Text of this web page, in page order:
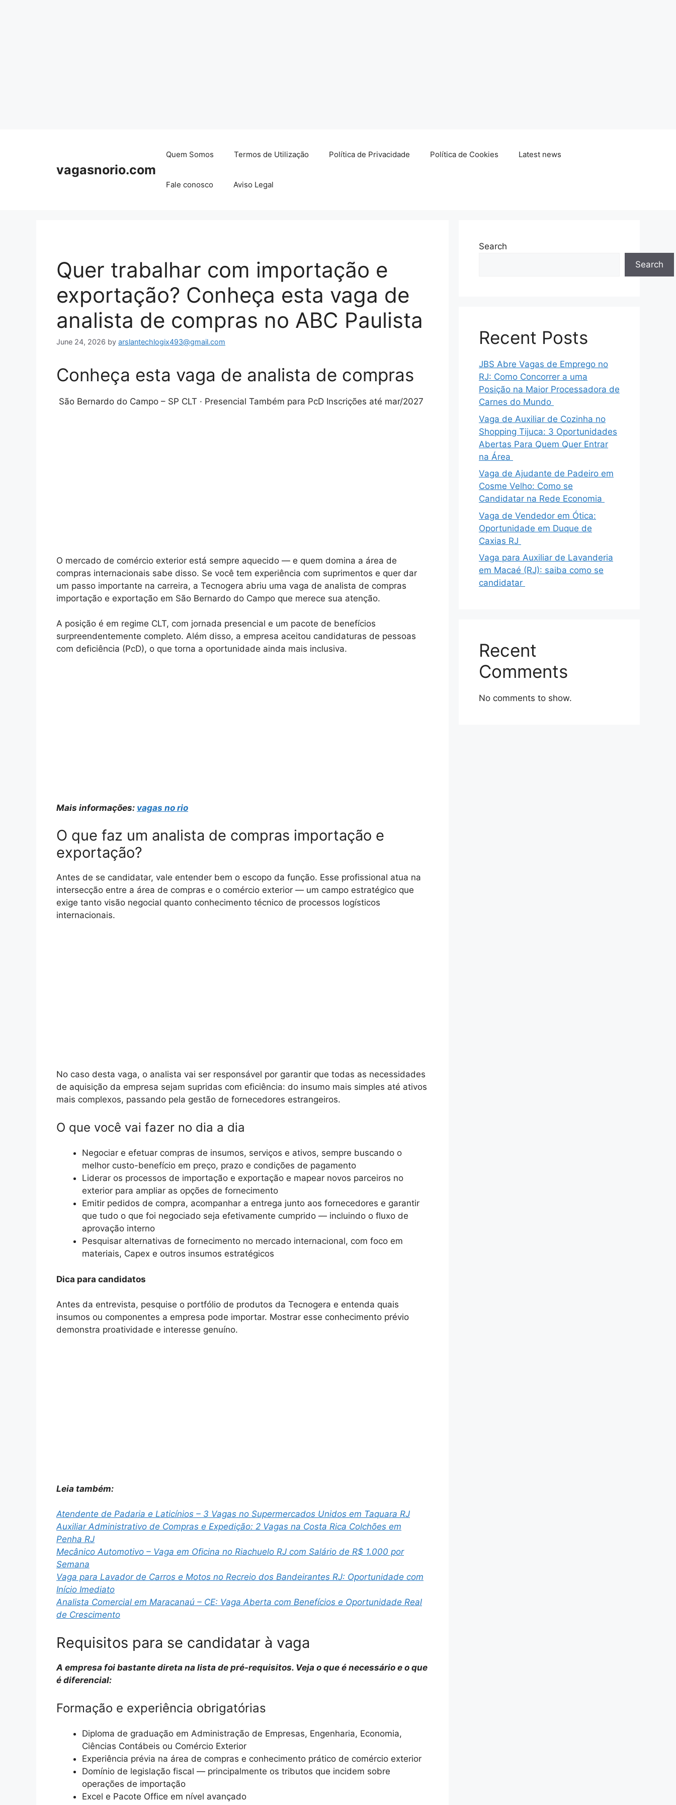
vagasnorio.com
Quem Somos Termos de Utilização Política de Privacidade Política de Cookies Latest news
Fale conosco Aviso Legal
Quer trabalhar com importação e
exportação? Conheça esta vaga de
analista de compras no ABC Paulista
June 24, 2026 by arslantechlogix493@gmail.com
Conheça esta vaga de analista de compras
São Bernardo do Campo – SP CLT · Presencial Também para PcD Inscrições até mar/2027
O mercado de comércio exterior está sempre aquecido — e quem domina a área de
compras internacionais sabe disso. Se você tem experiência com suprimentos e quer dar
um passo importante na carreira, a Tecnogera abriu uma vaga de analista de compras
importação e exportação em São Bernardo do Campo que merece sua atenção.
A posição é em regime CLT, com jornada presencial e um pacote de benefícios
surpreendentemente completo. Além disso, a empresa aceitou candidaturas de pessoas
com deficiência (PcD), o que torna a oportunidade ainda mais inclusiva.
Mais informações: vagas no rio
O que faz um analista de compras importação e
exportação?
Antes de se candidatar, vale entender bem o escopo da função. Esse profissional atua na
intersecção entre a área de compras e o comércio exterior — um campo estratégico que
exige tanto visão negocial quanto conhecimento técnico de processos logísticos
internacionais.
No caso desta vaga, o analista vai ser responsável por garantir que todas as necessidades
de aquisição da empresa sejam supridas com eficiência: do insumo mais simples até ativos
mais complexos, passando pela gestão de fornecedores estrangeiros.
O que você vai fazer no dia a dia
Negociar e efetuar compras de insumos, serviços e ativos, sempre buscando o
melhor custo-benefício em preço, prazo e condições de pagamento
Liderar os processos de importação e exportação e mapear novos parceiros no
exterior para ampliar as opções de fornecimento
Emitir pedidos de compra, acompanhar a entrega junto aos fornecedores e garantir
que tudo o que foi negociado seja efetivamente cumprido — incluindo o fluxo de
aprovação interno
Pesquisar alternativas de fornecimento no mercado internacional, com foco em
materiais, Capex e outros insumos estratégicos
Dica para candidatos
Antes da entrevista, pesquise o portfólio de produtos da Tecnogera e entenda quais
insumos ou componentes a empresa pode importar. Mostrar esse conhecimento prévio
demonstra proatividade e interesse genuíno.
Leia também:
Atendente de Padaria e Laticínios – 3 Vagas no Supermercados Unidos em Taquara RJ
Auxiliar Administrativo de Compras e Expedição: 2 Vagas na Costa Rica Colchões em
Penha RJ
Mecânico Automotivo – Vaga em Oficina no Riachuelo RJ com Salário de R$ 1.000 por
Semana
Vaga para Lavador de Carros e Motos no Recreio dos Bandeirantes RJ: Oportunidade com
Início Imediato
Analista Comercial em Maracanaú – CE: Vaga Aberta com Benefícios e Oportunidade Real
de Crescimento
Requisitos para se candidatar à vaga
A empresa foi bastante direta na lista de pré-requisitos. Veja o que é necessário e o que
é diferencial:
Formação e experiência obrigatórias
Diploma de graduação em Administração de Empresas, Engenharia, Economia,
Ciências Contábeis ou Comércio Exterior
Experiência prévia na área de compras e conhecimento prático de comércio exterior
Domínio de legislação fiscal — principalmente os tributos que incidem sobre
operações de importação
Excel e Pacote Office em nível avançado
Search
Search
Recent Posts
JBS Abre Vagas de Emprego no
RJ: Como Concorrer a uma
Posição na Maior Processadora de
Carnes do Mundo
Vaga de Auxiliar de Cozinha no
Shopping Tijuca: 3 Oportunidades
Abertas Para Quem Quer Entrar
na Área
Vaga de Ajudante de Padeiro em
Cosme Velho: Como se
Candidatar na Rede Economia
Vaga de Vendedor em Ótica:
Oportunidade em Duque de
Caxias RJ
Vaga para Auxiliar de Lavanderia
em Macaé (RJ): saiba como se
candidatar
Recent
Comments
No comments to show.